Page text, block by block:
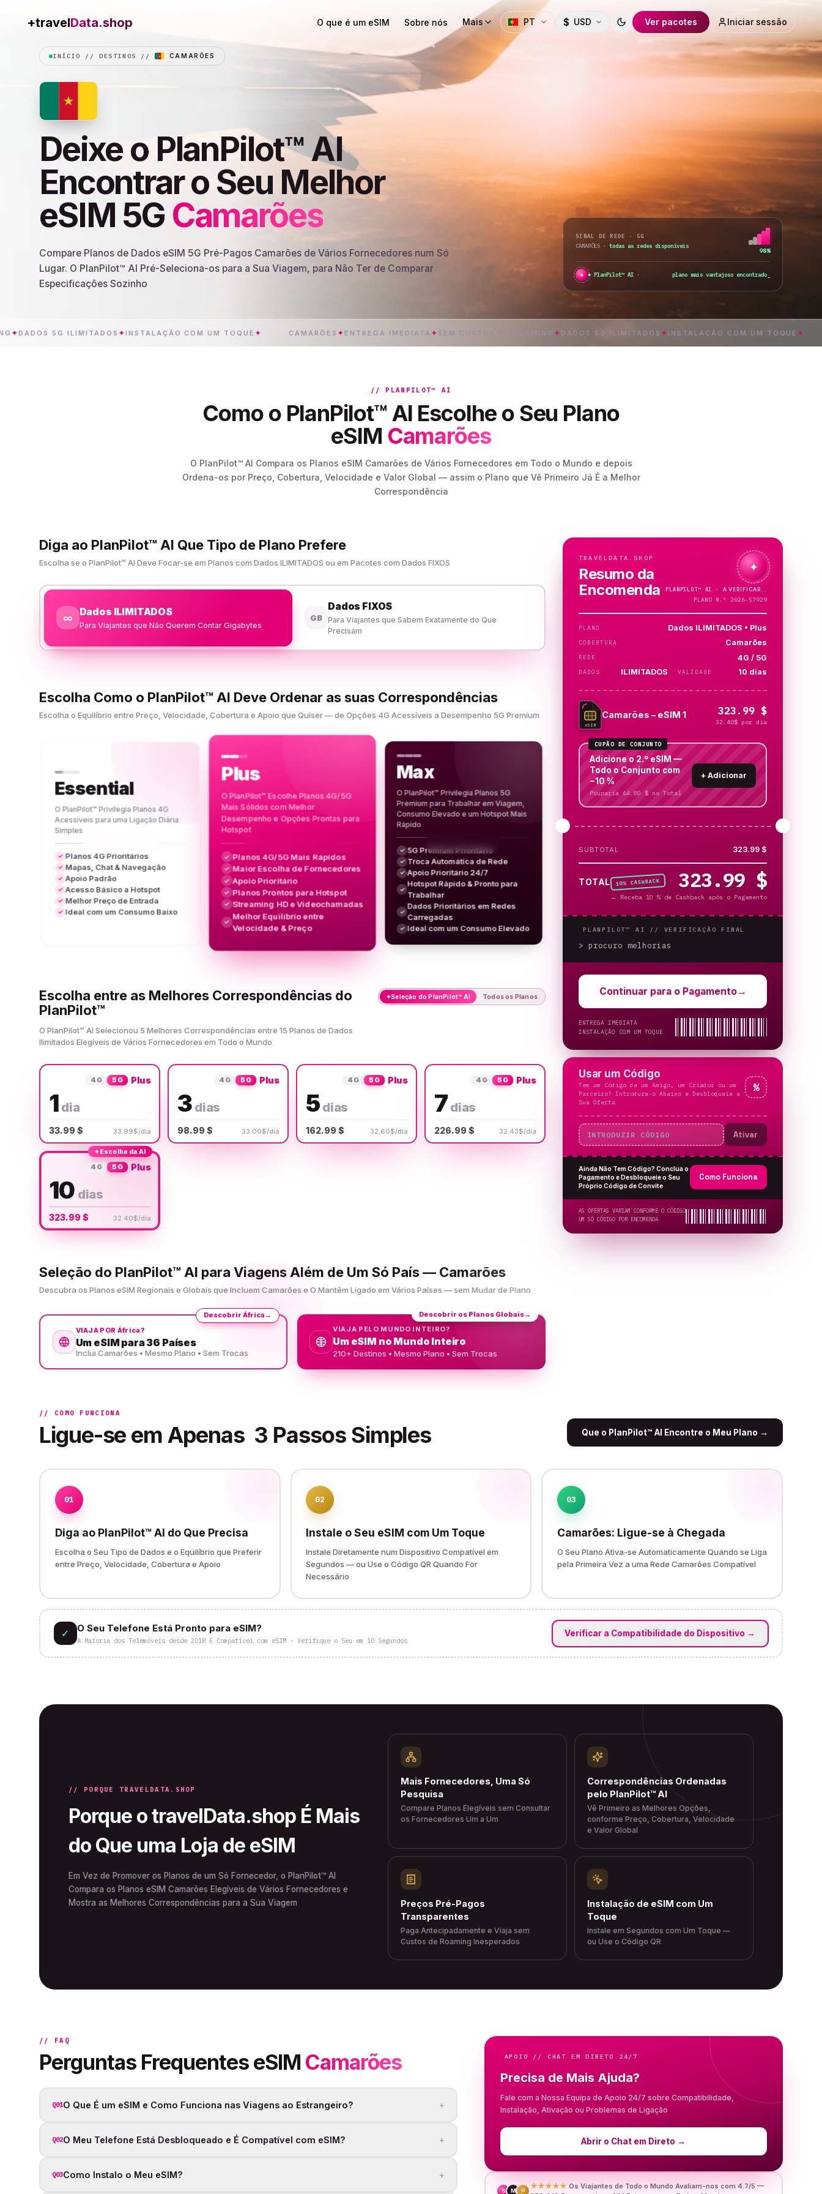
+travelData.shop O que é um eSIM Sobre nós Mais PT $ USD Toggle theme
Ver pacotes Iniciar sessão
INÍCIO //DESTINOS // CAMARÕES
Deixe o PlanPilot™ AI
Encontrar o Seu Melhor
eSIM 5G Camarões
Compare Planos de Dados eSIM 5G Pré-Pagos Camarões de Vários Fornecedores num Só
Lugar. O PlanPilot™ AI Pré-Seleciona-os para a Sua Viagem, para Não Ter de Comparar
Especificações Sozinho
SINAL DE REDE · 5G
CAMARÕES · todas as redes disponíveis
98%
✦ PlanPilot™ AI · plano mais vantajoso encontrado
5G ILIMITADOS✦INSTALAÇÃO COM UM TOQUE ✦ CAMARÕES✦ENTREGA IMEDIATA ✦ SEM CUSTOS DE ROAMING✦DADOS 5G ILIMITADOS✦INSTALAÇÃO COM UM TOQUE ✦
// PLANPILOT™ AI
Como o PlanPilot™ AI Escolhe o Seu Plano
eSIM Camarões
O PlanPilot™ AI Compara os Planos eSIM Camarões de Vários Fornecedores em Todo o Mundo e depois
Ordena-os por Preço, Cobertura, Velocidade e Valor Global — assim o Plano que Vê Primeiro Já É a Melhor
Correspondência
Diga ao PlanPilot™ AI Que Tipo de Plano Prefere
Escolha se o PlanPilot™ AI Deve Focar-se em Planos com Dados ILIMITADOS ou em Pacotes com Dados FIXOS
∞ Dados ILIMITADOS
Para Viajantes que Não Querem Contar Gigabytes
GB
Dados FIXOS
Para Viajantes que Sabem Exatamente do Que
Precisam
Escolha Como o PlanPilot™ AI Deve Ordenar as suas Correspondências
Escolha o Equilíbrio entre Preço, Velocidade, Cobertura e Apoio que Quiser — de Opções 4G Acessíveis a Desempenho 5G Premium
Essential
O PlanPilot™ Privilegia Planos 4G
Acessíveis para uma Ligação Diária
Simples
✓ Planos 4G Prioritários
✓ Mapas, Chat & Navegação
✓ Apoio Padrão
✓ Acesso Básico a Hotspot
✓ Melhor Preço de Entrada
✓ Ideal com um Consumo Baixo
Plus
O PlanPilot™ Escolhe Planos 4G/5G
Mais Sólidos com Melhor
Desempenho e Opções Prontas para
Hotspot
✓ Planos 4G/5G Mais Rápidos
✓ Maior Escolha de Fornecedores
✓ Apoio Prioritário
✓ Planos Prontos para Hotspot
✓ Streaming HD e Videochamadas
✓
Melhor Equilíbrio entre
Velocidade & Preço
Max
O PlanPilot™ Privilegia Planos 5G
Premium para Trabalhar em Viagem,
Consumo Elevado e um Hotspot Mais
Rápido
✓ 5G Premium Prioritário
✓ Troca Automática de Rede
✓ Apoio Prioritário 24/7
✓
Hotspot Rápido & Pronto para
Trabalhar
✓
Dados Prioritários em Redes
Carregadas
✓ Ideal com um Consumo Elevado
Escolha entre as Melhores Correspondências do
PlanPilot™
O PlanPilot™ AI Selecionou 5 Melhores Correspondências entre 15 Planos de Dados
Ilimitados Elegíveis de Vários Fornecedores em Todo o Mundo
✦Seleção do PlanPilot™ AI Todos os Planos
4G 5G Plus
1 dia
33.99 $ 33.99$/dia
4G 5G Plus
3 dias
98.99 $ 33.00$/dia
4G 5G Plus
5 dias
162.99 $ 32.60$/dia
4G 5G Plus
7 dias
226.99 $ 32.43$/dia
✦Escolha da AI
4G 5G Plus
10 dias
323.99 $ 32.40$/dia
Seleção do PlanPilot™ AI para Viagens Além de Um Só País — Camarões
Descubra os Planos eSIM Regionais e Globais que Incluem Camarões e O Mantêm Ligado em Vários Países — sem Mudar de Plano
VIAJA POR África?
Um eSIM para 36 Países
Inclui Camarões • Mesmo Plano • Sem Trocas
Descobrir África →
VIAJA PELO MUNDO INTEIRO?
Um eSIM no Mundo Inteiro
210+ Destinos • Mesmo Plano • Sem Trocas
Descobrir os Planos Globais→
TRAVELDATA.SHOP
Resumo da
Encomenda
✦
PLANPILOT™ AI ·
PLANO N.º 2026-57929
PLANO Dados ILIMITADOS • Plus
COBERTURA Camarões
REDE 4G / 5G
DADOS ILIMITADOS VALIDADE 10 dias
eSIM
Camarões – eSIM 1 323.99 $
32.40$ por dia
CUPÃO DE CONJUNTO
Adicione o 2.º eSIM —
Todo o Conjunto com
−10 %
Pouparia 64.80 $ no Total
+ Adicionar
SUBTOTAL 323.99 $
TOTAL 10% CASHBACK 323.99 $
→ Receba 10 % de Cashback após o Pagamento
PLANPILOT™ AI // VERIFICAÇÃO FINAL
> procuro melhorias
Continuar para o Pagamento→
ENTREGA IMEDIATA
INSTALAÇÃO COM UM TOQUE
Usar um Código
Tem um Código de um Amigo, um Criador ou um
Parceiro? Introduza-o Abaixo e Desbloqueie a
Sua Oferta
%
Ativar
Ainda Não Tem Código? Conclua o
Pagamento e Desbloqueie o Seu
Próprio Código de Convite
Como Funciona
AS OFERTAS VARIAM CONFORME O CÓDIGO
UM SÓ CÓDIGO POR ENCOMENDA
// COMO FUNCIONA
Ligue-se em Apenas 3 Passos Simples Que o PlanPilot™ AI Encontre o Meu Plano →
01
Diga ao PlanPilot™ AI do Que Precisa
Escolha o Seu Tipo de Dados e o Equilíbrio que Preferir
entre Preço, Velocidade, Cobertura e Apoio
02
Instale o Seu eSIM com Um Toque
Instale Diretamente num Dispositivo Compatível em
Segundos — ou Use o Código QR Quando For
Necessário
03
Camarões: Ligue-se à Chegada
O Seu Plano Ativa-se Automaticamente Quando se Liga
pela Primeira Vez a uma Rede Camarões Compatível
✓ O Seu Telefone Está Pronto para eSIM?
A Maioria dos Telemóveis desde 2018 É Compatível com eSIM – Verifique o Seu em 10 Segundos
Verificar a Compatibilidade do Dispositivo →
// PORQUE TRAVELDATA.SHOP
Porque o travelData.shop É Mais
do Que uma Loja de eSIM
Em Vez de Promover os Planos de um Só Fornecedor, o PlanPilot™ AI
Compara os Planos eSIM Camarões Elegíveis de Vários Fornecedores e
Mostra as Melhores Correspondências para a Sua Viagem
Mais Fornecedores, Uma Só
Pesquisa
Compare Planos Elegíveis sem Consultar
os Fornecedores Um a Um
Correspondências Ordenadas
pelo PlanPilot™ AI
Vê Primeiro as Melhores Opções,
conforme Preço, Cobertura, Velocidade
e Valor Global
Preços Pré-Pagos
Transparentes
Paga Antecipadamente e Viaja sem
Custos de Roaming Inesperados
Instalação de eSIM com Um
Toque
Instale em Segundos com Um Toque —
ou Use o Código QR
// FAQ
Perguntas Frequentes eSIM Camarões
Q01O Que É um eSIM e Como Funciona nas Viagens ao Estrangeiro? +
Q02O Meu Telefone Está Desbloqueado e É Compatível com eSIM? +
Q03Como Instalo o Meu eSIM? +
APOIO // CHAT EM DIRETO 24/7
Precisa de Mais Ajuda?
Fale com a Nossa Equipa de Apoio 24/7 sobre Compatibilidade,
Instalação, Ativação ou Problemas de Ligação
Abrir o Chat em Direto →
S M P
★★★★★ Os Viajantes de Todo o Mundo Avaliam-nos com 4.7/5 —